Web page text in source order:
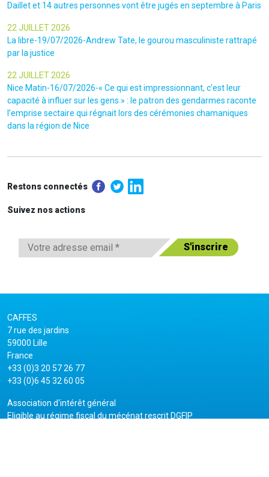
Daillet et 14 autres personnes vont être jugés en septembre à Paris
22 JUILLET 2026
La libre-19/07/2026-Andrew Tate, le gourou masculiniste rattrapé
par la justice
22 JUILLET 2026
Nice Matin-16/07/2026-« Ce qui est impressionnant, c’est leur
capacité à influer sur les gens » : le patron des gendarmes raconte
l’emprise sectaire qui régnait lors des cérémonies chamaniques
dans la région de Nice
Restons connectés
Suivez nos actions
CAFFES
7 rue des jardins
59000 Lille
France
+33 (0)3 20 57 26 77
+33 (0)6 45 32 60 05
Association d'intérêt général
Eligible au régime fiscal du mécénat rescrit DGFIP